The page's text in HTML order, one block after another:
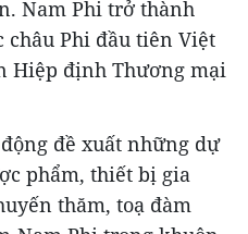
Nam Phi trở thành
Phi đầu tiên Việt
Hiệp định Thương mại
đề xuất những dự
phẩm, thiết bị gia
thăm, toạ đàm